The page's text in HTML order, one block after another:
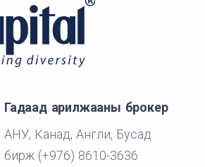
Гадаад арилжааны брокер
АНУ, Канад, Англи, Бусад
бирж (+976) 8610-3636